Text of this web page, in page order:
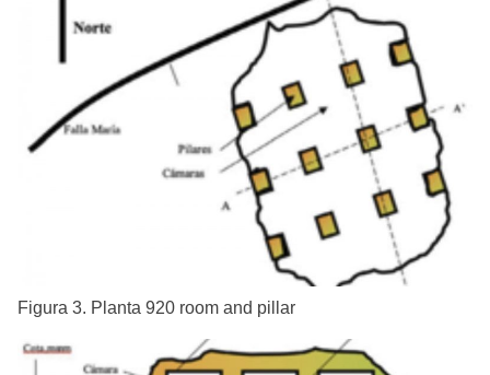
Figura 3. Planta 920 room and pillar